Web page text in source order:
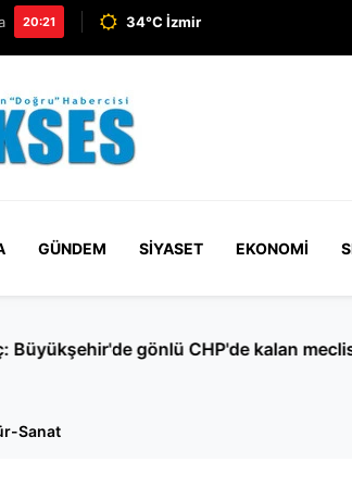
20:21 34°C İzmir
GÜNDEM SIYASET EKONOMI
Büyükşehir'de gönlü CHP'de kalan
Sanat